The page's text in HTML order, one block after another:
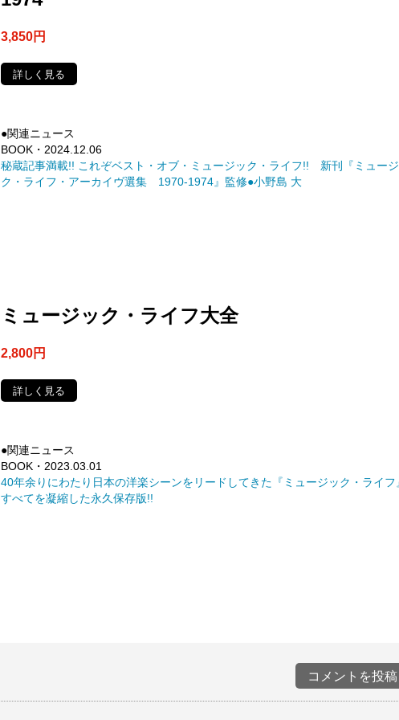
3,850円
詳しく見る
●関連ニュース
BOOK・2024.12.06
秘蔵記事満載!! これぞベスト・オブ・ミュージック・ライフ!! 新刊『ミュー
ク・ライフ・アーカイヴ選集 1970-1974』監修●小野島 大
ミュージック・ライフ大全
2,800円
詳しく見る
●関連ニュース
BOOK・2023.03.01
40年余りにわたり日本の洋楽シーンをリードしてきた『ミュージック・ライフ
すべてを凝縮した永久保存版!!
コメントを投稿